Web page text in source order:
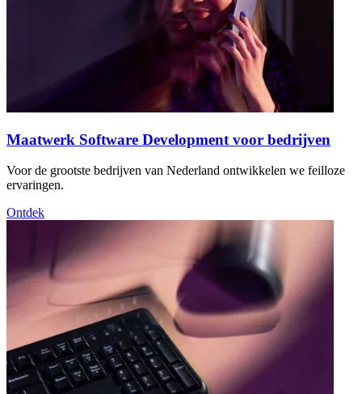
Maatwerk Software Development voor bedrijven
Voor de grootste bedrijven van Nederland ontwikkelen we feilloze
ervaringen.
Ontdek